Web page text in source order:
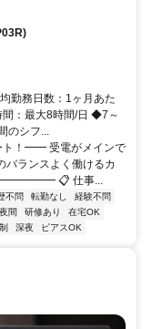
勤務日数：1ヶ月あた
間：最大8時間/日 ◆7～
シフ...
ト！━━ 受電がメインで
バランスよく働けるカ
📋 仕事...
不問 転勤なし
経験不問
夜間 研修あり
在宅OK
深夜 ピアスOK